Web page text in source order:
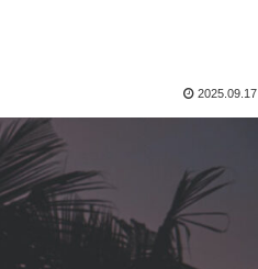
2025.09.17